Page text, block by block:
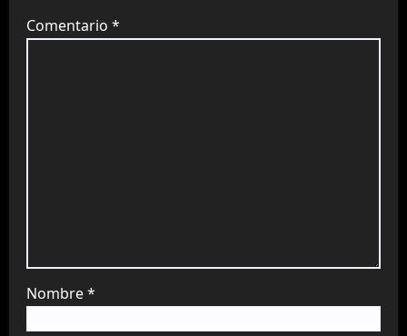
Comentario *
Nombre*